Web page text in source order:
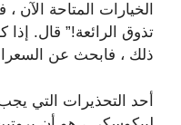
الخيارات المتاحة
تذوق الرائعة!” قال.
ذلك ، فابحث عن
أحد التحذيرات التي